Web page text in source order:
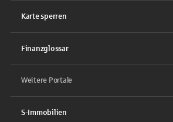
Karte sperren
Finanzglossar
Weitere Portale
S-Immobilien